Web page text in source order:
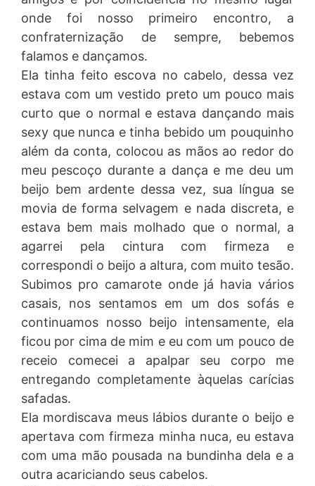
onde foi nosso primeiro encontro, a
confraternização de sempre, bebemos
falamos e dançamos.
Ela tinha feito escova no cabelo, dessa vez
estava com um vestido preto um pouco mais
curto que o normal e estava dançando mais
sexy que nunca e tinha bebido um pouquinho
além da conta, colocou as mãos ao redor do
meu pescoço durante a dança e me deu um
beijo bem ardente dessa vez, sua língua se
movia de forma selvagem e nada discreta, e
estava bem mais molhado que o normal, a
agarrei pela cintura com firmeza e
correspondi o beijo a altura, com muito tesão.
Subimos pro camarote onde já havia vários
casais, nos sentamos em um dos sofás e
continuamos nosso beijo intensamente, ela
ficou por cima de mim e eu com um pouco de
receio comecei a apalpar seu corpo me
entregando completamente àquelas carícias
safadas.
Ela mordiscava meus lábios durante o beijo e
apertava com firmeza minha nuca, eu estava
com uma mão pousada na bundinha dela e a
outra acariciando seus cabelos.